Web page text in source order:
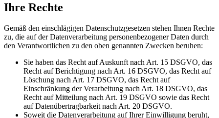
Ihre Rechte
Gemäß den einschlägigen Datenschutzgesetzen stehen Ihnen Rechte
zu, die auf der Datenverarbeitung personenbezogener Daten durch
den Verantwortlichen zu den oben genannten Zwecken beruhen:
Sie haben das Recht auf Auskunft nach Art. 15 DSGVO, das
Recht auf Berichtigung nach Art. 16 DSGVO, das Recht auf
Löschung nach Art. 17 DSGVO, das Recht auf
Einschränkung der Verarbeitung nach Art. 18 DSGVO, das
Recht auf Mitteilung nach Art. 19 DSGVO sowie das Recht
auf Datenübertragbarkeit nach Art. 20 DSGVO.
Soweit die Datenverarbeitung auf Ihrer Einwilligung beruht,